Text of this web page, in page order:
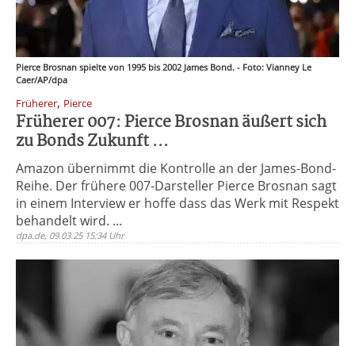
Pierce Brosnan spielte von 1995 bis 2002 James Bond. - Foto: Vianney Le
Caer/AP/dpa
Früherer, Pierce
Früherer 007: Pierce Brosnan äußert sich
zu Bonds Zukunft ...
Amazon übernimmt die Kontrolle an der James-Bond-
Reihe. Der frühere 007-Darsteller Pierce Brosnan sagt
in einem Interview er hoffe dass das Werk mit Respekt
behandelt wird. ...
dpa.de, 09.03.25 15:34 Uhr